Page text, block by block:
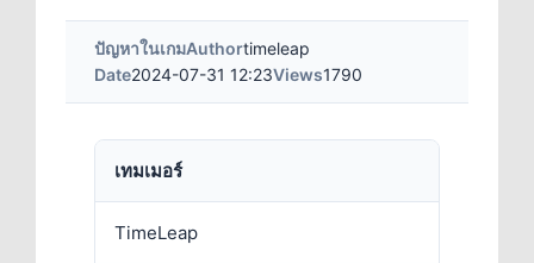
ปัญหาในเกมAuthortimeleap
Date2024-07-31 12:23Views1790
เทมเมอร์
TimeLeap